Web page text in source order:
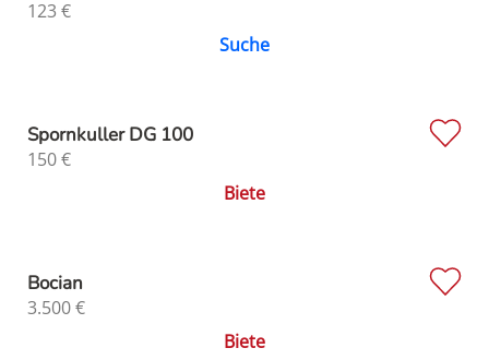
123 €
Suche
Spornkuller DG 100
150€
Biete
Bocian
3.500€
Biete